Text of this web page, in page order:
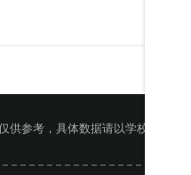
供参考，具体数据请以学校官网或